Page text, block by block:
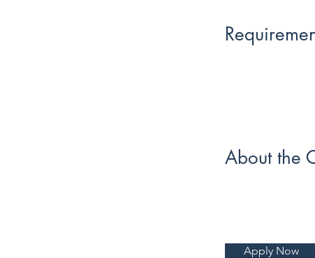
About the
Apply Now